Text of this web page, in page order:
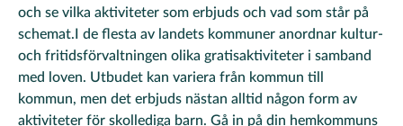
och se vilka aktiviteter som erbjuds och vad som står på
schemat.I de flesta av landets kommuner anordnar kultur-
och fritidsförvaltningen olika gratisaktiviteter i samband
med loven. Utbudet kan variera från kommun till
kommun, men det erbjuds nästan alltid någon form av
aktiviteter för skollediga barn. Gå in på din hemkommuns